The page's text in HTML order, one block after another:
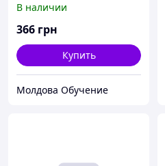
В наличии
366 грн
Купить
Молдова Обучение